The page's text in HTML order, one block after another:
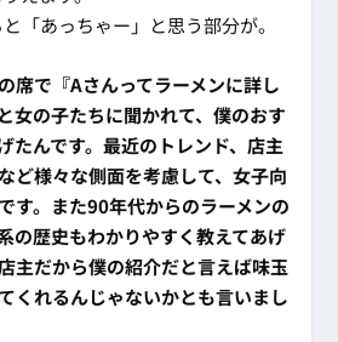
「あっちゃー」と思う部分が。
席で『Aさんってラーメンに詳し
女の子たちに聞かれて、僕のおす
たんです。最近のトレンド、店主
ど様々な側面を考慮して、女子向
す。また90年代からのラーメンの
の歴史もわかりやすく教えてあげ
主だから僕の紹介だと言えば味玉
くれるんじゃないかとも言いまし